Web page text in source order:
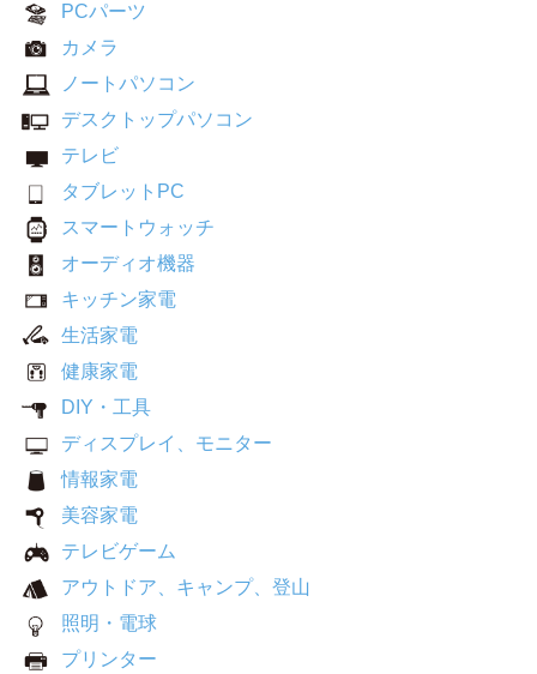
PCパーツ
カメラ
ノートパソコン
デスクトップパソコン
テレビ
タブレットPC
スマートウォッチ
オーディオ機器
キッチン家電
生活家電
健康家電
DIY・工具
ディスプレイ、モニター
情報家電
美容家電
テレビゲーム
アウトドア、キャンプ、登山
照明・電球
プリンター